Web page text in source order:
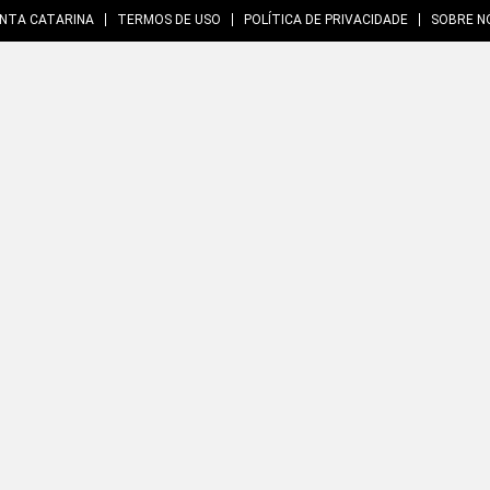
CATARINA TERMOS DE USO POLÍTICA DE PRIVACIDADE SOBRE